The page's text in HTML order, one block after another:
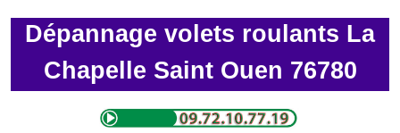
Dépannage volets roulants La
Chapelle Saint Ouen 76780